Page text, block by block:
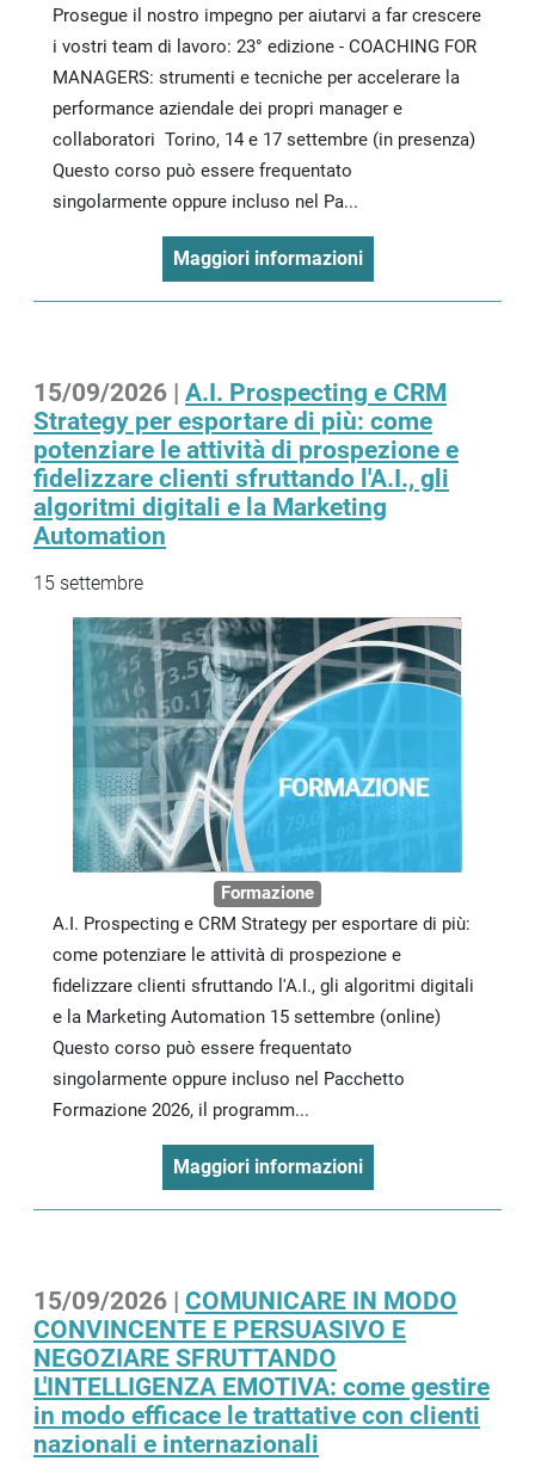
Prosegue il nostro impegno per aiutarvi a far crescere
i vostri team di lavoro: 23° edizione - COACHING FOR
MANAGERS: strumenti e tecniche per accelerare la
performance aziendale dei propri manager e
collaboratori Torino, 14 e 17 settembre (in presenza)
Questo corso può essere frequentato
singolarmente oppure incluso nel Pa...
Maggiori informazioni
15/09/2026 | A.I. Prospecting e CRM
Strategy per esportare di più: come
potenziare le attività di prospezione e
fidelizzare clienti sfruttando l'A.I., gli
algoritmi digitali e la Marketing
Automation
15 settembre
Formazione
A.I. Prospecting e CRM Strategy per esportare di più:
come potenziare le attività di prospezione e
fidelizzare clienti sfruttando l'A.I., gli algoritmi digitali
e la Marketing Automation 15 settembre (online)
Questo corso può essere frequentato
singolarmente oppure incluso nel Pacchetto
Formazione 2026, il programm...
Maggiori informazioni
15/09/2026 | COMUNICARE IN MODO
CONVINCENTE E PERSUASIVO E
NEGOZIARE SFRUTTANDO
L'INTELLIGENZA EMOTIVA: come gestire
in modo efficace le trattative con clienti
nazionali e internazionali